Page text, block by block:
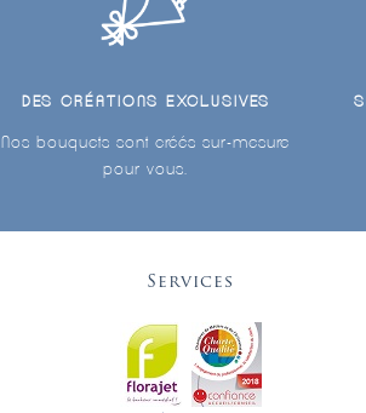
DES CRÉATIONS EXCLUSIVES
Nos bouquets sont créés sur-mesure
pour vous.
Services